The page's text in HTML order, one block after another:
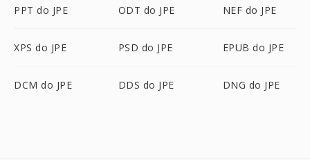
PPT do JPE ODT do JPE NEF do JPE
XPS do JPE PSD do JPE EPUB do JPE
DCM do JPE DDS do JPE DNG do JPE